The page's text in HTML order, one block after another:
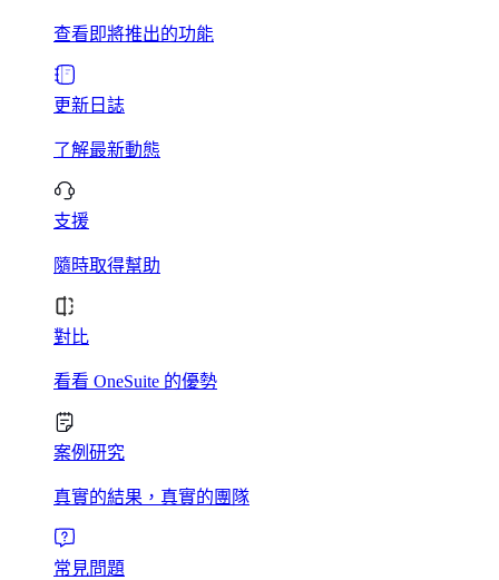
查看即將推出的功能
更新日誌
了解最新動態
支援
隨時取得幫助
對比
看看 OneSuite 的優勢
案例研究
真實的結果，真實的團隊
常見問題